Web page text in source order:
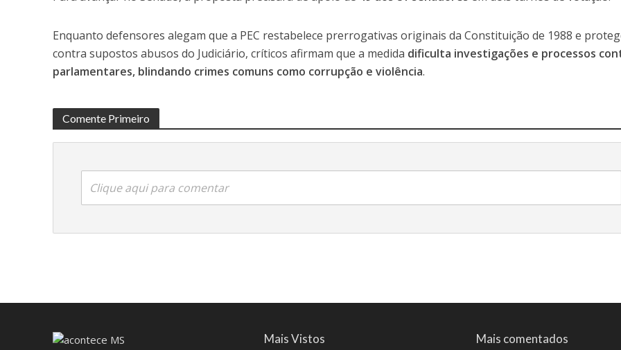
Enquanto defensores alegam que a PEC restabelece prerrogativas originais da Constituição de 1988 e
contra supostos abusos do Judiciário, críticos afirmam que a medida dificulta investigações e processos
parlamentares, blindando crimes comuns como corrupção e violência.
Comente Primeiro
Clique aqui para comentar
Mais Vistos Mais comentados